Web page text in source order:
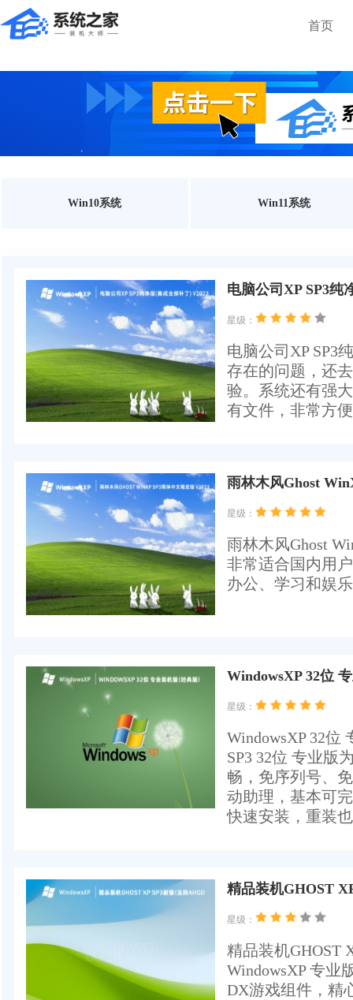
首页
Win10系统 Win11系统
电脑公司XP SP3纯
星级：
电脑公司XP SP3
存在的问题，还
验。系统还有强
有文件，非常方
雨林木风Ghost
星级：
雨林木风Ghost
非常适合国内用
办公、学习和娱
WindowsXP 32位
星级：
WindowsXP 32位
SP3 32位 专业版
畅，免序列号、
动助理，基本可
快速安装，重装
精品装机GHOST
星级：
精品装机GHOST
WindowsXP 专业
DX游戏组件，精